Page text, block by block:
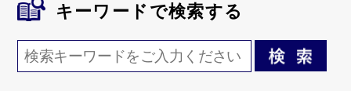
キーワード で検索する